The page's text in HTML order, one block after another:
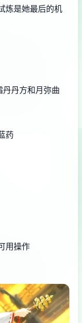
炼是她最后的机
丹方和月弥曲
药
用操作